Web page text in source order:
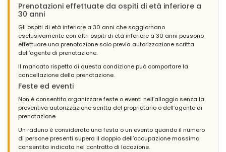
Prenotazioni effettuate da ospiti di età inferiore a
30 anni
Gli ospiti di età inferiore a 30 anni che soggiornano
esclusivamente con altri ospiti di età inferiore a 30 anni possono
effettuare una prenotazione solo previa autorizzazione scritta
dell’agente di prenotazione.
Il mancato rispetto di questa condizione può comportare la
cancellazione della prenotazione.
Feste ed eventi
Non è consentito organizzare feste o eventi nell’alloggio senza la
preventiva autorizzazione scritta del proprietario o dell’agente di
prenotazione.
Un raduno è considerato una festa o un evento quando il numero
di persone presenti supera il doppio dell’occupazione massima
consentita indicata nel contratto di locazione.